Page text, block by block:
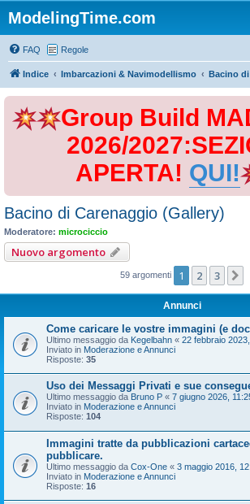
ModelingTime.com
FAQ Regole
Indice Imbarcazioni & Navimodellismo Bacino
Group Build
2026/
APERTA! QUI!
Bacino di Carenaggio (Gallery)
Moderatore: microciccio
Nuovo argomento
59 argomenti 1 2 3
Annunci
Come caricare le vostre immagini (e
Ultimo messaggio da Kegelbahn « 22 febbraio
Inviato in Moderazione e Annunci
Risposte: 35
Uso dei Messaggi Privati e sue
Ultimo messaggio da Bruno P « 7 giugno 2026,
Inviato in Moderazione e Annunci
Risposte: 104
Immagini tratte da pubblicazioni
pubblicare.
Ultimo messaggio da Cox-One « 3 maggio 2016,
Inviato in Moderazione e Annunci
Risposte: 16